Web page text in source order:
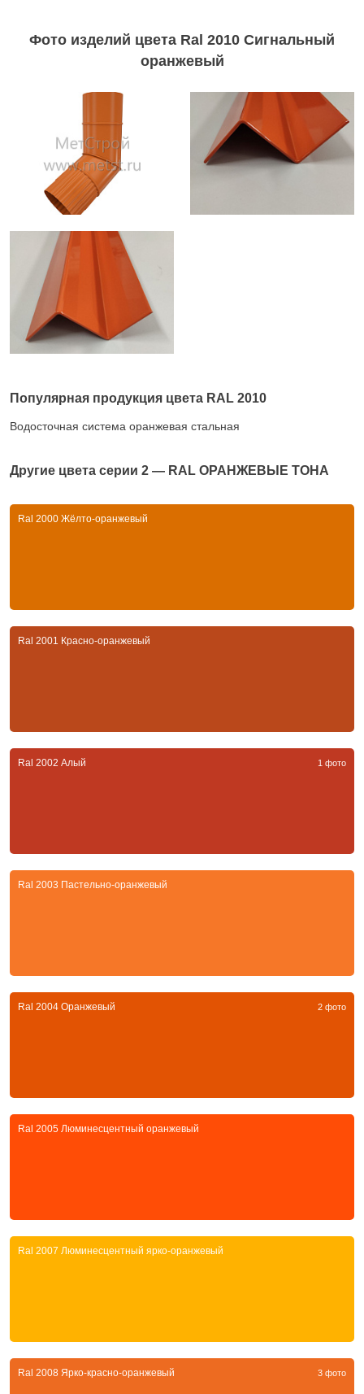
Фото изделий цвета Ral 2010 Сигнальный
оранжевый
Популярная продукция цвета RAL 2010
Водосточная система оранжевая стальная
Другие цвета серии 2 — RAL ОРАНЖЕВЫЕ ТОНА
Ral 2000 Жёлто-оранжевый
Ral 2001 Красно-оранжевый
Ral 2002 Алый 1 фото
Ral 2003 Пастельно-оранжевый
Ral 2004 Оранжевый 2 фото
Ral 2005 Люминесцентный оранжевый
Ral 2007 Люминесцентный ярко-оранжевый
Ral 2008 Ярко-красно-оранжевый 3 фото